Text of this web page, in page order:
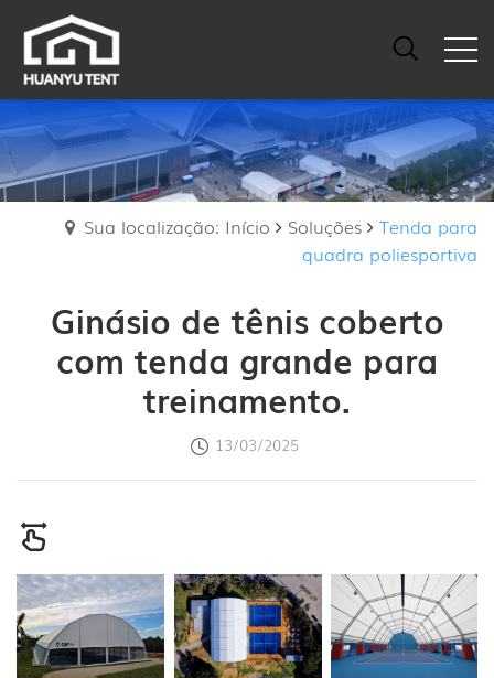
Sua localização: Início Soluções
Tenda para
quadra poliesportiva
Ginásio de tênis coberto
com tenda grande para
treinamento.
13/03/2025